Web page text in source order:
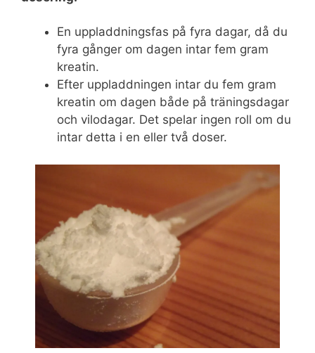
En uppladdningsfas på fyra dagar, då du
fyra gånger om dagen intar fem gram
kreatin.
Efter uppladdningen intar du fem gram
kreatin om dagen både på träningsdagar
och vilodagar. Det spelar ingen roll om du
intar detta i en eller två doser.